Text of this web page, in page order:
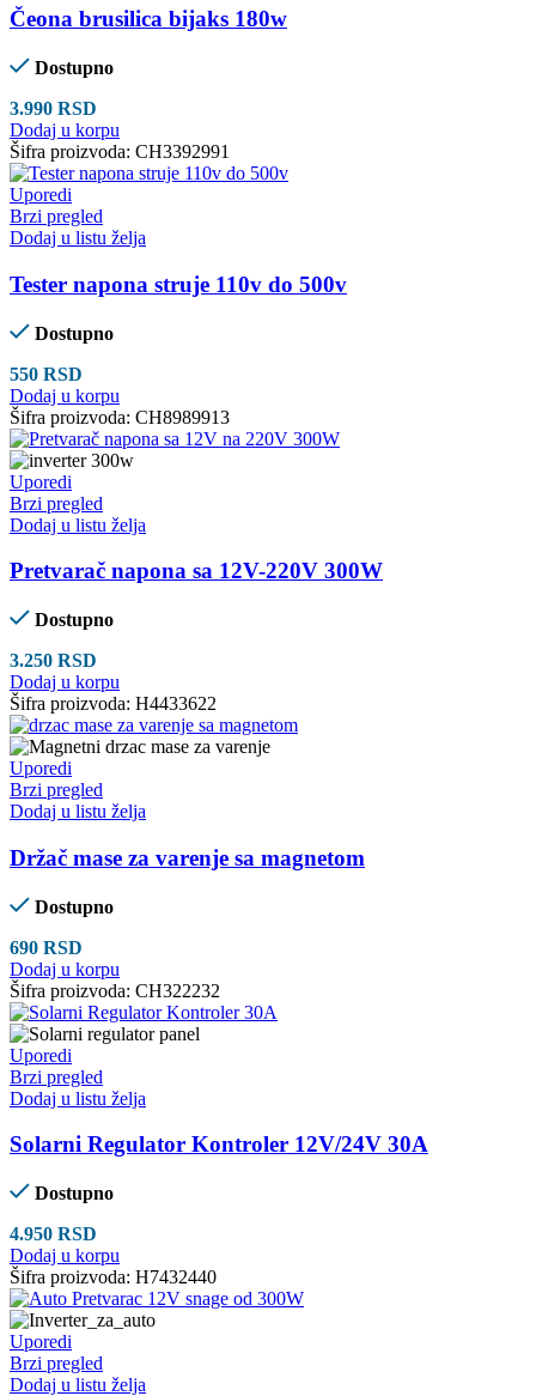
Čeona brusilica bijaks 180w
Dostupno
3.990 RSD
Dodaj u korpu
Šifra proizvoda: CH3392991
Uporedi
Brzi pregled
Dodaj u listu želja
Tester napona struje 110v do 500v
Dostupno
550 RSD
Dodaj u korpu
Šifra proizvoda: CH8989913
Uporedi
Brzi pregled
Dodaj u listu želja
Pretvarač napona sa 12V-220V 300W
Dostupno
3.250 RSD
Dodaj u korpu
Šifra proizvoda: H4433622
Uporedi
Brzi pregled
Dodaj u listu želja
Držač mase za varenje sa magnetom
Dostupno
690 RSD
Dodaj u korpu
Šifra proizvoda: CH322232
Uporedi
Brzi pregled
Dodaj u listu želja
Solarni Regulator Kontroler 12V/24V 30A
Dostupno
4.950 RSD
Dodaj u korpu
Šifra proizvoda: H7432440
Uporedi
Brzi pregled
Dodaj u listu želja